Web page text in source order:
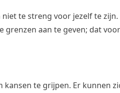
te streng voor jezelf te
grenzen aan te geven; dat
kansen te grijpen. Er kunnen